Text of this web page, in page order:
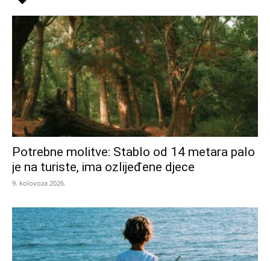
Potrebne molitve: Stablo od 14 metara palo
je na turiste, ima ozlijeđene djece
9. kolovoza 2026.